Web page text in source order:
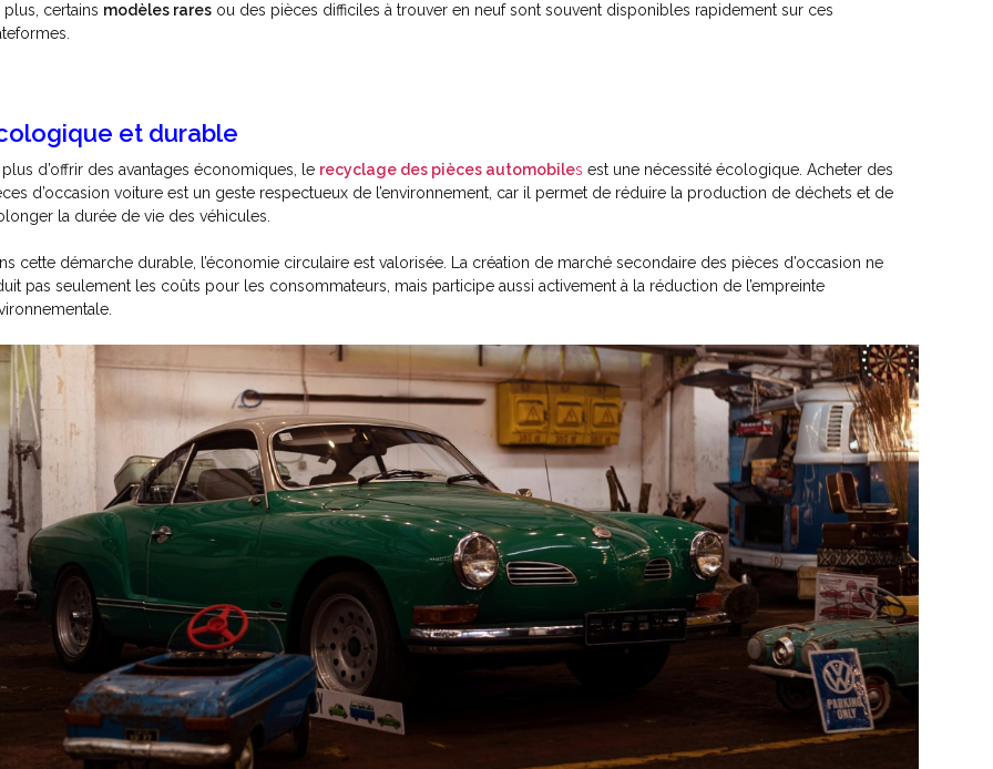
plus, certains modèles rares ou des pièces difficiles à trouver en neuf sont souvent disponibles rapidement sur ces
et durable
plus d’offrir des avantages économiques, le recyclage des pièces automobiles est une nécessité écologique. Acheter des
d’occasion voiture est un geste respectueux de l’environnement, car il permet de réduire la production de déchets et de
la durée de vie des véhicules.
cette démarche durable, l’économie circulaire est valorisée. La création de marché secondaire des pièces d’occasion ne
pas seulement les coûts pour les consommateurs, mais participe aussi activement à la réduction de l’empreinte